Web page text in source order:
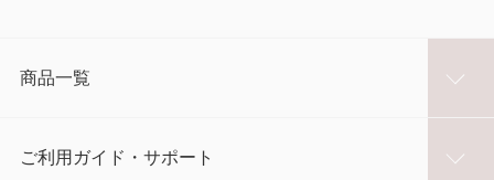
商品一覧
ご利用ガイド・サポート